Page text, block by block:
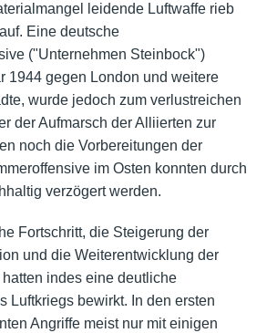
leidende Luftwaffe rieb
Eine deutsche
("Unternehmen Steinbock")
1944 gegen London und weitere
wurde jedoch zum verlustreichen
der Aufmarsch der Alliierten zur
noch die Vorbereitungen der
im Osten konnten durch
verzögert werden.
Fortschritt, die Steigerung der
und die Weiterentwicklung der
indes eine deutliche
Luftkriegs bewirkt. In den ersten
Angriffe meist nur mit einigen